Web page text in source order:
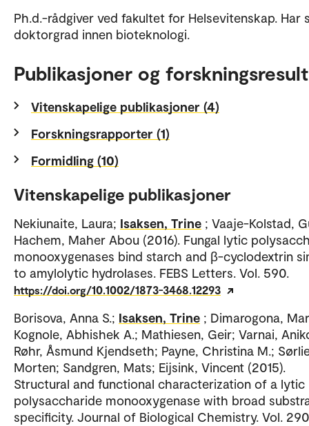
Ph.d.-rådgiver ved fakultet for Helsevitenskap. Har
doktorgrad innen bioteknologi.
Publikasjoner og
Vitenskapelige publikasjoner (4)
Forskningsrapporter (1)
Formidling (10)
Vitenskapelige publikasjoner
Nekiunaite, Laura; Isaksen, Trine ; Vaaje-Kolstad,
Hachem, Maher Abou (2016). Fungal lytic
monooxygenases bind starch and β-cyclodextrin
to amylolytic hydrolases. FEBS Letters. Vol. 590.
https://doi.org/10.1002/1873-3468.12293
Borisova, Anna S.; Isaksen, Trine ; Dimarogona,
Kognole, Abhishek A.; Mathiesen, Geir; Varnai,
Røhr, Åsmund Kjendseth; Payne, Christina M.;
Morten; Sandgren, Mats; Eijsink, Vincent (2015).
Structural and functional characterization of a lytic
polysaccharide monooxygenase with broad
specificity. Journal of Biological Chemistry. Vol.